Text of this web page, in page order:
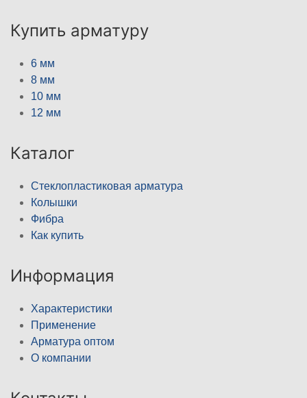
Купить арматуру
6 мм
8 мм
10 мм
12 мм
Каталог
Стеклопластиковая арматура
Колышки
Фибра
Как купить
Информация
Характеристики
Применение
Арматура оптом
О компании